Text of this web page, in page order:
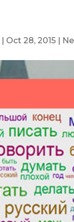
| Oct 28, 2015 |